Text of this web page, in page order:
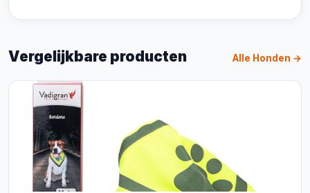
Vergelijkbare producten Alle Honden →